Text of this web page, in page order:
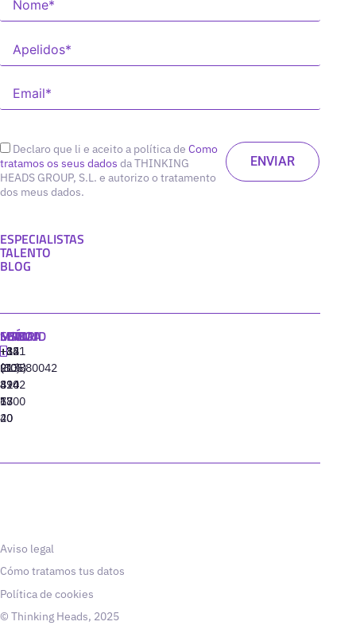
Declaro que li e aceito a política de Como
tratamos os seus dados da THINKING
HEADS GROUP, S.L. e autorizo o tratamento
dos meus dados.
ESPECIALISTAS
TALENTO
BLOG
MADRID
+34
91
310
77
40
MIAMI
+1
(305)
424
13
20
SEÚL
+82
(10)
8942
6800
LISBOA
‪+351
213880042
Aviso legal
Cómo tratamos tus datos
Política de cookies
© Thinking Heads, 2025